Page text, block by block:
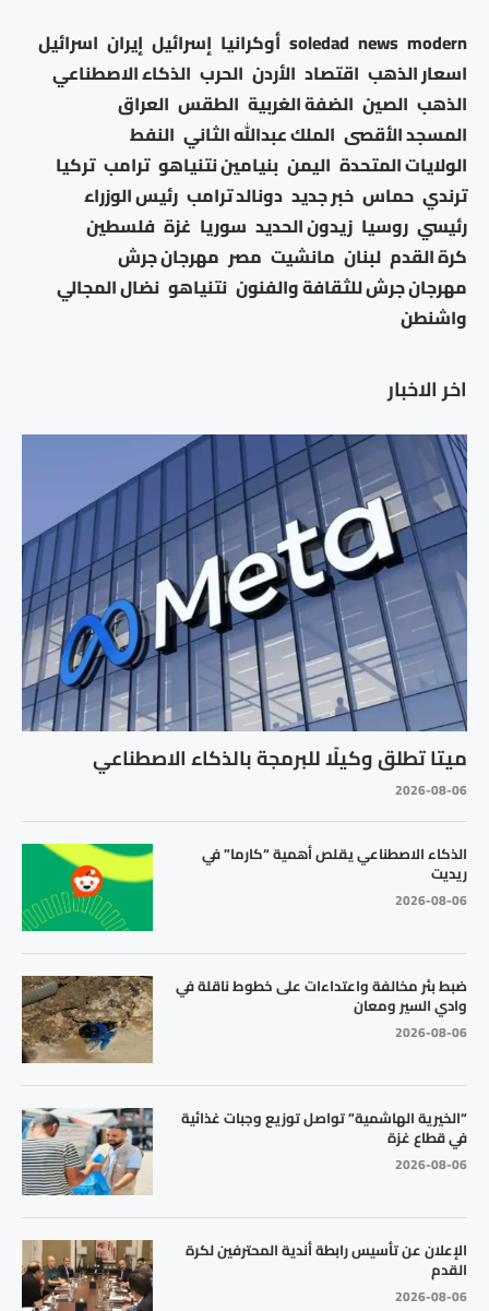
اخر الاخبار
ميتا تطلق وكيلًا للبرمجة بالذكاء الاصطناعي
2026-08-06
الذكاء الاصطناعي يقلص أهمية “كارما” في
ريديت
2026-08-06
ضبط بئر مخالفة واعتداءات على خطوط ناقلة في
وادي السير ومعان
2026-08-06
“الخيرية الهاشمية” تواصل توزيع وجبات غذائية
في قطاع غزة
2026-08-06
الإعلان عن تأسيس رابطة أندية المحترفين لكرة
القدم
2026-08-06
modern
news
soledad أوكرانيا إسرائيل إيران اسرائيل
اسعار الذهب اقتصاد الأردن الحرب الذكاء الاصطناعي
الذهب الصين الضفة الغربية الطقس العراق
المسجد الأقصى الملك عبدالله الثاني النفط
الولايات المتحدة اليمن بنيامين نتنياهو ترامب تركيا
ترندي حماس خبر جديد دونالد ترامب رئيس الوزراء
رئيسي روسيا زيدون الحديد سوريا غزة فلسطين
كرة القدم لبنان مانشيت مصر مهرجان جرش
مهرجان جرش للثقافة والفنون نتنياهو نضال المجالي
واشنطن